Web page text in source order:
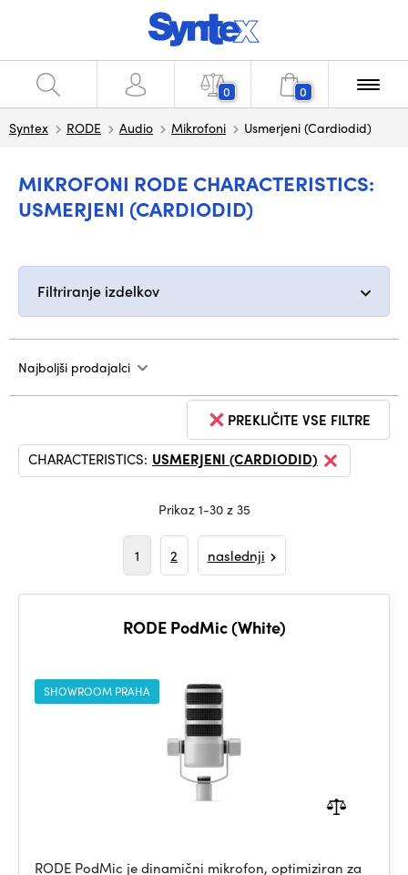
0 0
Syntex RODE Audio Mikrofoni Usmerjeni (Cardiodid)
MIKROFONI RODE CHARACTERISTICS:
USMERJENI (CARDIODID)
Filtriranje izdelkov
Najboljši prodajalci
PREKLIČITE VSE FILTRE
CHARACTERISTICS: USMERJENI (CARDIODID)
Prikaz 1-30 z 35
1 2 naslednji
RODE PodMic (White)
SHOWROOM PRAHA
RODE PodMic je dinamični mikrofon, optimiziran za